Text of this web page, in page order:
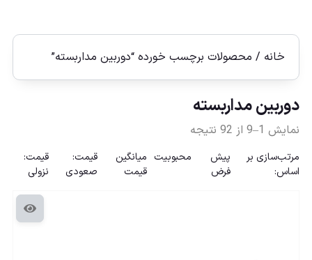
خانه / محصولات برچسب خورده “دوربين مداربسته”
دوربين مداربسته
نمایش 1–9 از 92 نتیجه
مرتب‌سازی بر
اساس:
پیش
فرض
محبوبیت میانگین
قیمت
قیمت:
صعودی
قیمت:
نزولی